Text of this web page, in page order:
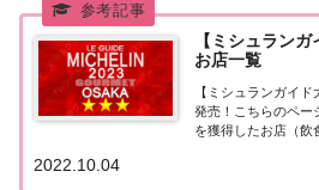
【ミシュラン
お店一覧
【ミシュランガイ
発売！こちらのペ
を獲得したお店（飲
ミシュランガイド
お店は3軒。（出典
2022.10.04